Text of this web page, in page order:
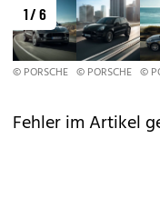
1 / 6
© PORSCHE © PORSCHE ©
Fehler im Artikel